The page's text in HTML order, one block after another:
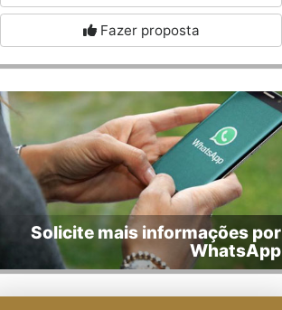
Fazer proposta
Solicite mais informações por
WhatsApp